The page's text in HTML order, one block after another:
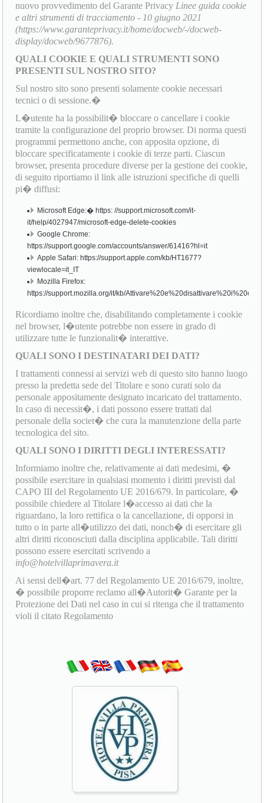
nuovo provvedimento del Garante Privacy Linee guida cookie
e altri strumenti di tracciamento - 10 giugno 2021
(https://www.garanteprivacy.it/home/docweb/-/docweb-
display/docweb/9677876).
QUALI COOKIE E QUALI STRUMENTI SONO
PRESENTI SUL NOSTRO SITO?
Sul nostro sito sono presenti solamente cookie necessari
tecnici o di sessione.�
L�utente ha la possibilit� bloccare o cancellare i cookie
tramite la configurazione del proprio browser. Di norma questi
programmi permettono anche, con apposita opzione, di
bloccare specificatamente i cookie di terze parti. Ciascun
browser, presenta procedure diverse per la gestione dei cookie,
di seguito riportiamo il link alle istruzioni specifiche di quelli
pi� diffusi:
Microsoft Edge:� https: //support.microsoft.com/it-
it/help/4027947/microsoft-edge-delete-cookies
Google Chrome:
https://support.google.com/accounts/answer/61416?hl=it
Apple Safari: https://support.apple.com/kb/HT1677?
viewlocale=it_IT
Mozilla Firefox:
https://support.mozilla.org/it/kb/
Ricordiamo inoltre che, disabilitando completamente i cookie
nel browser, l�utente potrebbe non essere in grado di
utilizzare tutte le funzionalit� interattive.
QUALI SONO I DESTINATARI DEI DATI?
I trattamenti connessi ai servizi web di questo sito hanno luogo
presso la predetta sede del Titolare e sono curati solo da
personale appositamente designato incaricato del trattamento.
In caso di necessit�, i dati possono essere trattati dal
personale della societ� che cura la manutenzione della parte
tecnologica del sito.
QUALI SONO I DIRITTI DEGLI INTERESSATI?
Informiamo inoltre che, relativamente ai dati medesimi, �
possibile esercitare in qualsiasi momento i diritti previsti dal
CAPO III del Regolamento UE 2016/679. In particolare, �
possibile chiedere al Titolare l�accesso ai dati che la
riguardano, la loro rettifica o la cancellazione, di opporsi in
tutto o in parte all�utilizzo dei dati, nonch� di esercitare gli
altri diritti riconosciuti dalla disciplina applicabile. Tali diritti
possono essere esercitati scrivendo a
info@hotelvillaprimavera.it
Ai sensi dell�art. 77 del Regolamento UE 2016/679, inoltre,
� possibile proporre reclamo all�Autorit� Garante per la
Protezione dei Dati nel caso in cui si ritenga che il trattamento
violi il citato Regolamento